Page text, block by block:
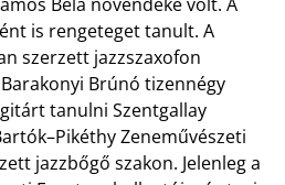
is rengeteget tanult. A
szerzett jazzszaxofon
Brúnó tizennégy
tanulni Szentgallay
Zeneművészeti
jazzbőgő szakon. Jelenleg a